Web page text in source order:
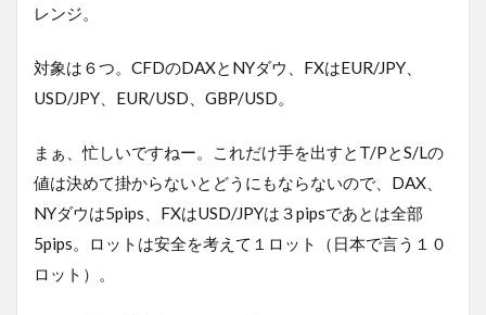
レンジ。
対象は６つ。CFDのDAXとNYダウ、FXはEUR/JPY、
USD/JPY、EUR/USD、GBP/USD。
まぁ、忙しいですねー。これだけ手を出すとT/PとS/Lの
値は決めて掛からないとどうにもならないので、DAX、
NYダウは5pips、FXはUSD/JPYは３pipsであとは全部
5pips。ロットは安全を考えて１ロット（日本で言う１０
ロット）。